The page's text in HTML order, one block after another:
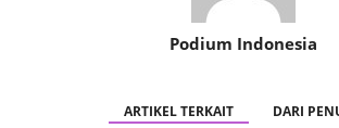
Podium Indonesia
ARTIKEL TERKAIT DARI